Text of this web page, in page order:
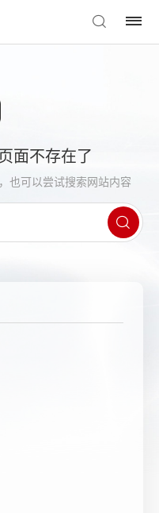
面不存在了
也可以尝试搜索网站内容